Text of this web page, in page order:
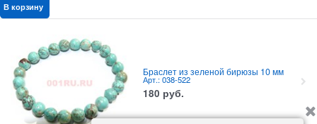
В корзину
Браслет из зеленой бирюзы 10 мм
Арт.: 038-522
180 руб.